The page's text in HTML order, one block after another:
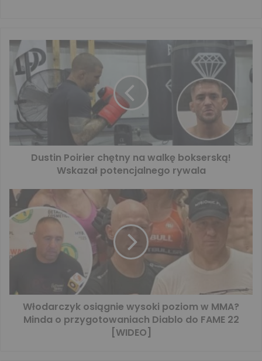
Dustin Poirier chętny na walkę bokserską!
Wskazał potencjalnego rywala
Włodarczyk osiągnie wysoki poziom w MMA?
Minda o przygotowaniach Diablo do FAME 22
[WIDEO]